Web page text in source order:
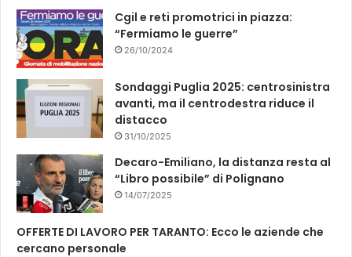
k
Cgil e reti promotrici in piazza:
“Fermiamo le guerre”
26/10/2024
Sondaggi Puglia 2025: centrosinistra
avanti, ma il centrodestra riduce il
distacco
31/10/2025
Decaro-Emiliano, la distanza resta al
“Libro possibile” di Polignano
14/07/2025
OFFERTE DI LAVORO PER TARANTO: Ecco le aziende che
cercano personale